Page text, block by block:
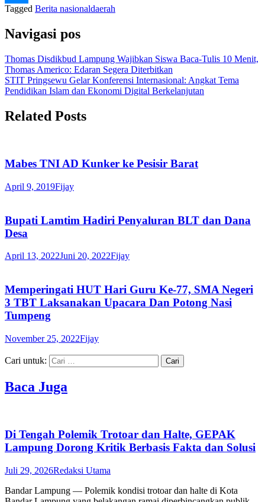
Tagged Berita nasionaldaerah
Navigasi pos
Thomas Disdikbud Lampung Wajibkan Siswa Baca-Tulis 10 Menit,
Thomas Americo: Edaran Segera Diterbitkan
STIT Pringsewu Gelar Konferensi Internasional: Angkat Tema
Pendidikan Islam dan Ekonomi Digital Berkelanjutan
Related Posts
Mabes TNI AD Kunker ke Pesisir Barat
April 9, 2019Fijay
Bupati Lamtim Hadiri Penyaluran BLT dan Dana
Desa
April 13, 2022Juni 20, 2022Fijay
Memperingati HUT Hari Guru Ke-77, SMA Negeri
3 TBT Laksanakan Upacara Dan Potong Nasi
Tumpeng
November 25, 2022Fijay
Cari untuk:
Baca Juga
Di Tengah Polemik Trotoar dan Halte, GEPAK
Lampung Dorong Kritik Berbasis Fakta dan Solusi
Juli 29, 2026Redaksi Utama
Bandar Lampung — Polemik kondisi trotoar dan halte di Kota